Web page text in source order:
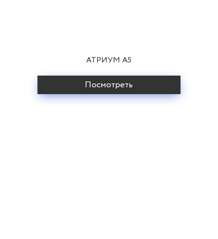
АТРИУМ A5
Посмотреть